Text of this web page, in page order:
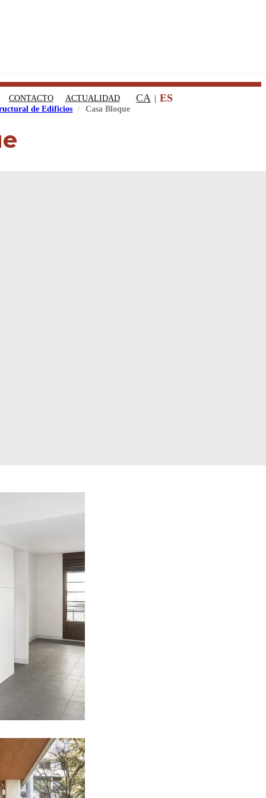
CONTACTO ACTUALIDAD CA ES
de Edificios Casa Bloque